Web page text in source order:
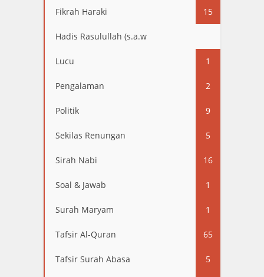
Fikrah Haraki 15
Hadis Rasulullah (s.a.w
Lucu 1
Pengalaman 2
Politik 9
Sekilas Renungan 5
Sirah Nabi 16
Soal & Jawab 1
Surah Maryam 1
Tafsir Al-Quran 65
Tafsir Surah Abasa 5